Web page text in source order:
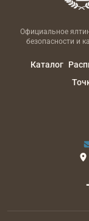
Официальное
безопасности и
Каталог